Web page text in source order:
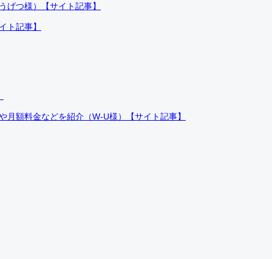
げつ様）【サイト記事】
ト記事】
額料金などを紹介（W-U様）【サイト記事】